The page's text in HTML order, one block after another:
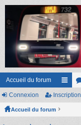
Accueil du forum
ac or
Connexion Inscription
Accueil du forum